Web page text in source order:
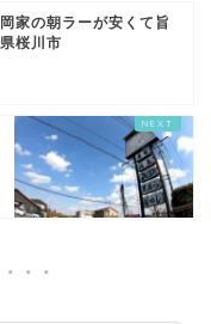
家の朝ラーが安くて旨
桜川市